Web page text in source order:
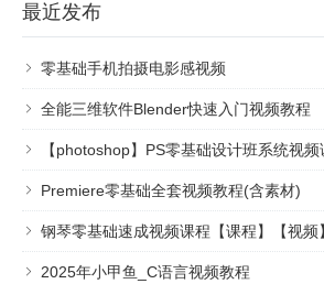
最近发布
零基础手机拍摄电影感视频
全能三维软件Blender快速入门视频教程
【photoshop】PS零基础设计班系统视频
Premiere零基础全套视频教程(含素材)
钢琴零基础速成视频课程【课程】【视频】
2025年小甲鱼_C语言视频教程